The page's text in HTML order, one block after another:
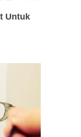
Untuk